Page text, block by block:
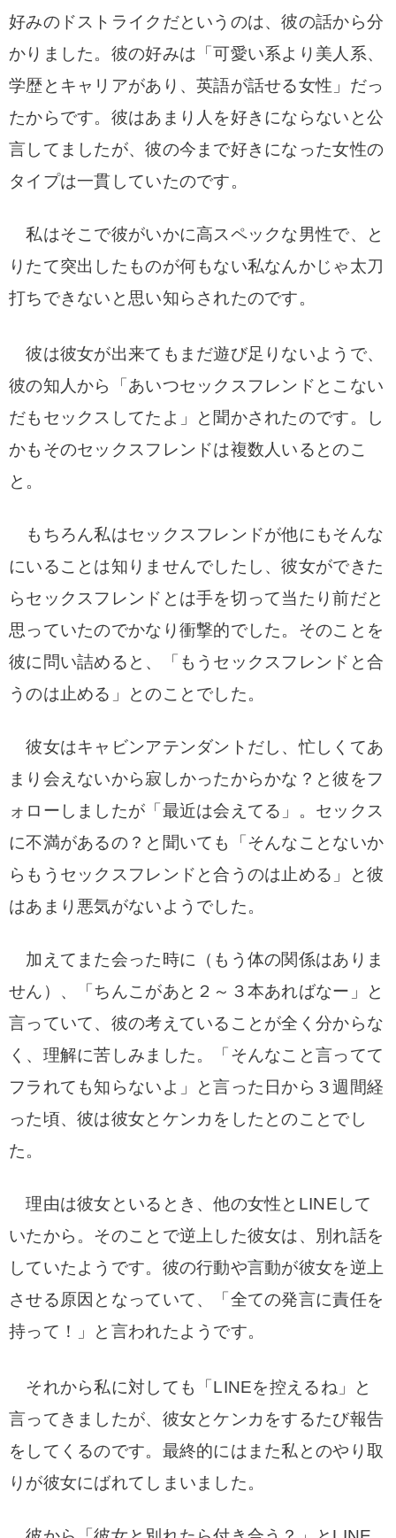
好みのドストライクだというのは、彼の話から分
かりました。彼の好みは「可愛い系より美人系、
学歴とキャリアがあり、英語が話せる女性」だっ
たからです。 彼はあまり人を好きにならないと公
言してましたが、彼の今まで好きになった女性の
タイプは一貫していたのです。
私はそこで彼がいかに高スペックな男性で、と
りたて突出したものが何もない私なんかじゃ太刀
打ちできないと思い知らされたのです。
彼は彼女が出来てもまだ遊び足りないようで、
彼の知人から「あいつセックスフレンドとこない
だもセックスしてたよ」と聞かされたのです。し
かもそのセックスフレンドは複数人いるとのこ
と。
もちろん私はセックスフレンドが他にもそんな
にいることは知りませんでしたし、彼女ができた
らセックスフレンドとは手を切って当たり前だと
思っていたのでかなり衝撃的でした。 そのことを
彼に問い詰めると、「もうセックスフレンドと合
うのは止める」とのことでした。
彼女はキャビンアテンダントだし、忙しくてあ
まり会えないから寂しかったからかな？と彼をフ
ォローしましたが「最近は会えてる」。セックス
に不満があるの？と聞いても「そんなことないか
らもうセックスフレンドと合うのは止める」と彼
はあまり悪気がないようでした。
加えてまた会った時に（もう体の関係はありま
せん）、「ちんこがあと２～３本あればなー」と
言っていて、彼の考えていることが全く分からな
く、理解に苦しみました。「そんなこと言ってて
フラれても知らないよ」と言った日から３週間経
った頃、彼は彼女とケンカをしたとのことでし
た。
理由は彼女といるとき、他の女性とLINEして
いたから。そのことで逆上した彼女は、別れ話を
していたようです。彼の行動や言動が彼女を逆上
させる原因となっていて、「全ての発言に責任を
持って！」と言われたようです。
それから私に対しても「LINEを控えるね」と
言ってきましたが、彼女とケンカをするたび報告
をしてくるのです。最終的にはまた私とのやり取
りが彼女にばれてしまいました。